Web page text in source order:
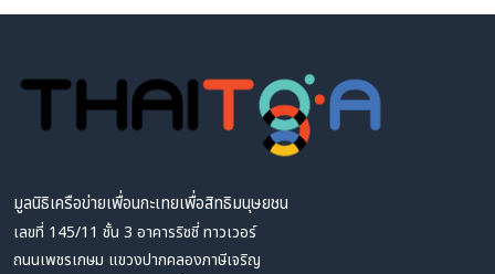
มูลนิธิเครือข่ายเพื่อนกะเทยเพื่อสิทธิมนุษยชน
เลขที่ 145/11 ชั้น 3 อาคารริชชี่ ทาวเวอร์
ถนนเพชรเกษม แขวงปากคลองภาษีเจริญ